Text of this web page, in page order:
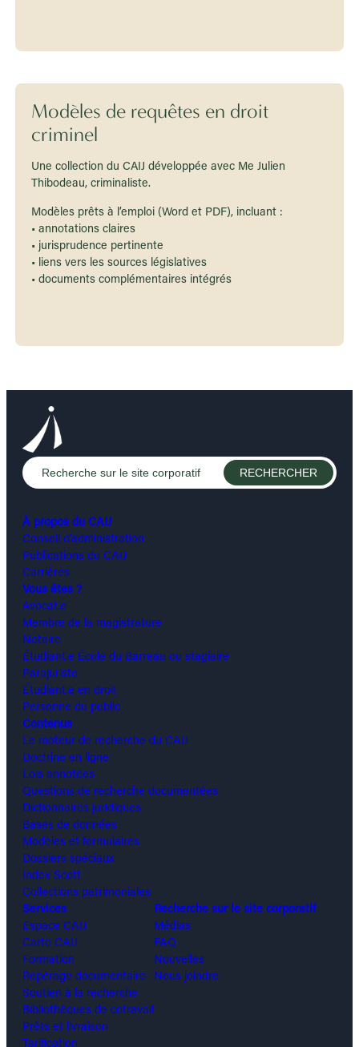
Modèles de requêtes en droit
criminel
Une collection du CAIJ développée avec Me Julien
Thibodeau, criminaliste.
Modèles prêts à l’emploi (Word et PDF), incluant :
• annotations claires
• jurisprudence pertinente
• liens vers les sources législatives
• documents complémentaires intégrés
À propos du CAIJ
Conseil d’administration
Publications du CAIJ
Carrières
Vous êtes ?
Avocat.e
Membre de la magistrature
Notaire
Étudiant.e École du Barreau ou stagiaire
Parajuriste
Étudiant.e en droit
Personne du public
Contenus
Le moteur de recherche du CAIJ
Doctrine en ligne
Lois annotées
Questions de recherche documentées
Dictionnaires juridiques
Bases de données
Modèles et formulaires
Dossiers spéciaux
Index Scott
Collections patrimoniales
Services
Espace CAIJ
Carte CAIJ
Formation
Repérage documentaire
Soutien à la recherche
Bibliothèques de cotravail
Prêts et livraison
Tarification
Recherche sur le site corporatif
Médias
FAQ
Nouvelles
Nous joindre